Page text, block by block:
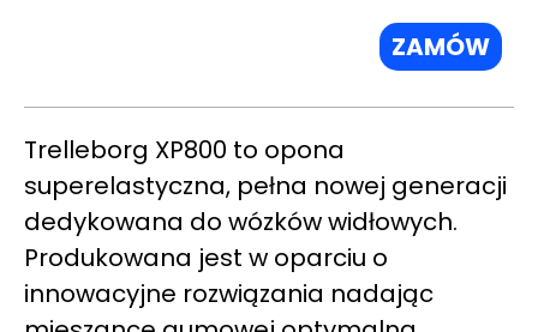
ZAMÓW
Trelleborg XP800 to opona
superelastyczna, pełna nowej generacji
dedykowana do wózków widłowych.
Produkowana jest w oparciu o
innowacyjne rozwiązania nadając